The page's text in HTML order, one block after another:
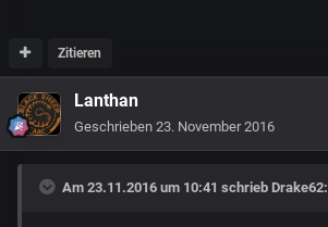
Zitieren
Lanthan
Geschrieben 23. November 2016
Am 23.11.2016 um 10:41 schrieb Drake62: